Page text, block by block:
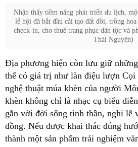
Nhận thấy tiềm năng phát triển du lịch,
lễ hội đã bắt đầu cải tạo đất đồi, trồng
check-in, cho thuê trang phục dân tộc và
Thái Nguyên)
Địa phương hiện còn lưu giữ
thể có giá trị như làn điệu lượn Cọi
nghệ thuật múa khèn của người
khèn không chỉ là nhạc cụ biểu
gắn với đời sống tinh thần, nghi lễ
đồng. Nếu được khai thác đúng
thành một sản phẩm trải nghiệm